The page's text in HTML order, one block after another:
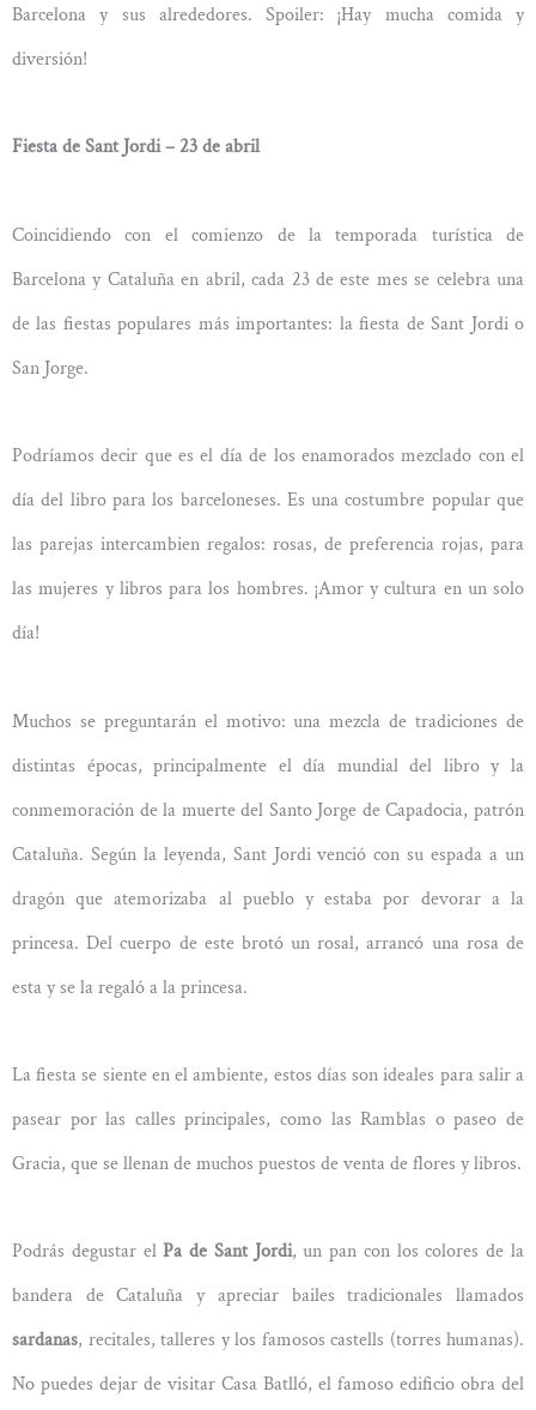
Barcelona y sus alrededores. Spoiler: ¡Hay mucha comida y
diversión!
Fiesta de Sant Jordi – 23 de abril
Coincidiendo con el comienzo de la temporada turística de
Barcelona y Cataluña en abril, cada 23 de este mes se celebra una
de las fiestas populares más importantes: la fiesta de Sant Jordi o
San Jorge.
Podríamos decir que es el día de los enamorados mezclado con el
día del libro para los barceloneses. Es una costumbre popular que
las parejas intercambien regalos: rosas, de preferencia rojas, para
las mujeres y libros para los hombres. ¡Amor y cultura en un solo
día!
Muchos se preguntarán el motivo: una mezcla de tradiciones de
distintas épocas, principalmente el día mundial del libro y la
conmemoración de la muerte del Santo Jorge de Capadocia, patrón
Cataluña. Según la leyenda, Sant Jordi venció con su espada a un
dragón que atemorizaba al pueblo y estaba por devorar a la
princesa. Del cuerpo de este brotó un rosal, arrancó una rosa de
esta y se la regaló a la princesa.
La fiesta se siente en el ambiente, estos días son ideales para salir a
pasear por las calles principales, como las Ramblas o paseo de
Gracia, que se llenan de muchos puestos de venta de flores y libros.
Podrás degustar elPa de Sant Jordi, un pan con los colores de la
bandera de Cataluña y apreciar bailes tradicionales llamados
sardanas, recitales, talleres y los famosos castells (torres humanas).
No puedes dejar de visitar Casa Batlló, el famoso edificio obra del